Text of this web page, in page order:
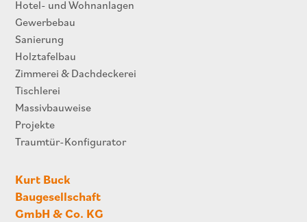
Hotel- und Wohnanlagen
Gewerbebau
Sanierung
Holztafelbau
Zimmerei & Dachdeckerei
Tischlerei
Massivbauweise
Projekte
Traumtür-Konfigurator
Kurt Buck
Baugesellschaft
GmbH & Co. KG